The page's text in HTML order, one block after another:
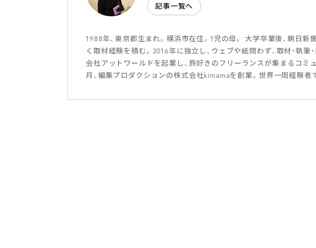
記事一覧へ
1988年、東京都生まれ。横浜市在住。1児の母。 大学卒業後、朝日
く取材経験を積む。2016年に独立し、ウェブや紙問わず、取材・執筆
会社アットワールドを起業し、旅好きのフリーランスが集まるコミ
月、編集プロダクションの株式会社kimamaを創業。世界一周経験者